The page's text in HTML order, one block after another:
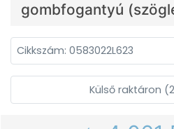
gombfogantyú
Cikkszám: 0583022L623
Külső raktáron